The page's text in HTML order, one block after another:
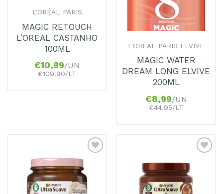
L'ORÉAL PARIS
MAGIC RETOUCH
L’OREAL CASTANHO
100ML
€10,99/UN
€109.90/LT
L'ORÉAL PARIS ELVIVE
MAGIC WATER
DREAM LONG ELVIVE
200ML
€8,99/UN
€44.95/LT
Adicionar
aos
Favoritos
Favoritos